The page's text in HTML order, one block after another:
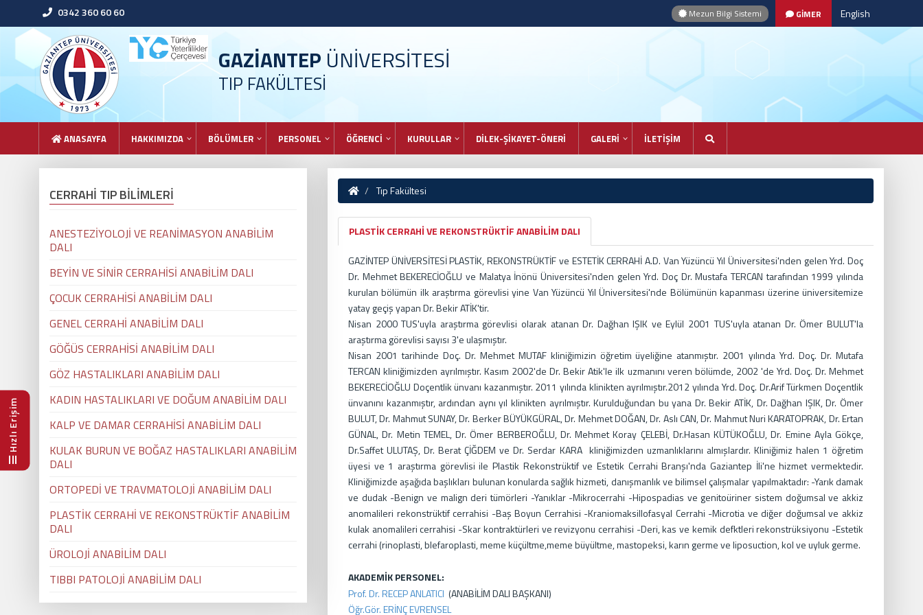
Hızlı Erişim
0342 360 60 60 Mezun Bilgi Sistemi GİMER English
GAZİANTEP ÜNİVERSİTESİ
TIP FAKÜLTESİ
ANASAYFA HAKKIMIZDA BÖLÜMLER PERSONEL ÖĞRENCİ KURULLAR DİLEK-ŞİKAYET-ÖNERİ GALERİ İLETİŞİM
Tıp Fakültesi
PLASTİK CERRAHİ VE REKONSTRÜKTİF ANABİLİM DALI
GAZİNTEP ÜNİVERSİTESİ PLASTİK, REKONSTRÜKTİF ve ESTETİK CERRAHİ A.D. Van Yüzüncü Yıl Üniversitesi'nden gelen Yrd. Doç
Dr. Mehmet BEKERECİOĞLU ve Malatya İnönü Üniversitesi'nden gelen Yrd. Doç Dr. Mustafa TERCAN tarafından 1999 yılında
kurulan bölümün ilk araştırma görevlisi yine Van Yüzüncü Yıl Üniversitesi'nde Bölümünün kapanması üzerine üniversitemize
yatay geçiş yapan Dr. Bekir ATİK'tir.
Nisan 2000 TUS'uyla araştırma görevlisi olarak atanan Dr. Dağhan IŞIK ve Eylül 2001 TUS'uyla atanan Dr. Ömer BULUT'la
araştırma görevlisi sayısı 3'e ulaşmıştır.
Nisan 2001 tarihinde Doç. Dr. Mehmet MUTAF kliniğimizin öğretim üyeliğine atanmıştır. 2001 yılında Yrd. Doç. Dr. Mutafa
TERCAN kliniğimizden ayrılmıştır. Kasım 2002'de Dr. Bekir Atik'le ilk uzmanını veren bölümde, 2002 'de Yrd. Doç. Dr. Mehmet
BEKERECİOĞLU Doçentlik ünvanı kazanmıştır. 2011 yılında klinikten ayrılmıştır.2012 yılında Yrd. Doç. Dr.Arif Türkmen Doçentlik
ünvanını kazanmıştır, ardından aynı yıl klinikten ayrılmıştır. Kurulduğundan bu yana Dr. Bekir ATİK, Dr. Dağhan IŞIK, Dr. Ömer
BULUT, Dr. Mahmut SUNAY, Dr. Berker BÜYÜKGÜRAL, Dr. Mehmet DOĞAN, Dr. Aslı CAN, Dr. Mahmut Nuri KARATOPRAK, Dr. Ertan
GÜNAL, Dr. Metin TEMEL, Dr. Ömer BERBEROĞLU, Dr. Mehmet Koray ÇELEBİ, Dr.Hasan KÜTÜKOĞLU, Dr. Emine Ayla Gökçe,
Dr.Saffet ULUTAŞ, Dr. Berat ÇİĞDEM ve Dr. Serdar KARA kliniğimizden uzmanlıklarını almışlardır. Kliniğimiz halen 1 öğretim
üyesi ve 1 araştırma görevlisi ile Plastik Rekonstrüktif ve Estetik Cerrahi Branşı'nda Gaziantep İli'ne hizmet vermektedir.
Kliniğimizde aşağıda başlıkları bulunan konularda sağlık hizmeti, danışmanlık ve bilimsel çalışmalar yapılmaktadır: -Yarık damak
ve dudak -Benign ve malign deri tümörleri -Yanıklar -Mikrocerrahi -Hipospadias ve genitoüriner sistem doğumsal ve akkiz
anomalileri rekonstrüktif cerrahisi -Baş Boyun Cerrahisi -Kraniomaksillofasyal Cerrahi -Microtia ve diğer doğumsal ve akkiz
kulak anomalileri cerrahisi -Skar kontraktürleri ve revizyonu cerrahisi -Deri, kas ve kemik defktleri rekonstrüksiyonu -Estetik
cerrahi (rinoplasti, blefaroplasti, meme küçültme,meme büyültme, mastopeksi, karın germe ve liposuction, kol ve uyluk germe.
AKADEMİK PERSONEL:
Prof. Dr. RECEP ANLATICI (ANABİLİM DALI BAŞKANI)
Öğr.Gör. ERİNÇ EVRENSEL
CERRAHİ TIP BİLİMLERİ
ANESTEZİYOLOJİ VE REANİMASYON ANABİLİM
DALI
BEYİN VE SİNİR CERRAHİSİ ANABİLİM DALI
ÇOCUK CERRAHİSİ ANABİLİM DALI
GENEL CERRAHİ ANABİLİM DALI
GÖĞÜS CERRAHİSİ ANABİLİM DALI
GÖZ HASTALIKLARI ANABİLİM DALI
KADIN HASTALIKLARI VE DOĞUM ANABİLİM DALI
KALP VE DAMAR CERRAHİSİ ANABİLİM DALI
KULAK BURUN VE BOĞAZ HASTALIKLARI ANABİLİM
DALI
ORTOPEDİ VE TRAVMATOLOJİ ANABİLİM DALI
PLASTİK CERRAHİ VE REKONSTRÜKTİF ANABİLİM
DALI
ÜROLOJİ ANABİLİM DALI
TIBBI PATOLOJİ ANABİLİM DALI